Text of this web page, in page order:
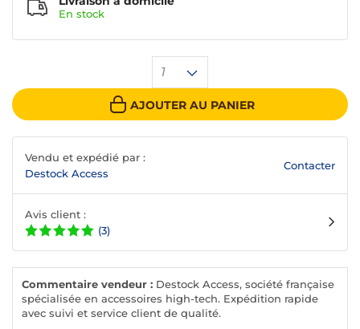
1
AJOUTER AU PANIER
En stock
Vendu et expédié par :
Destock Access
Contacter
Avis client :
(3)
Commentaire vendeur : Destock Access, société française
spécialisée en accessoires high-tech. Expédition rapide
avec suivi et service client de qualité.